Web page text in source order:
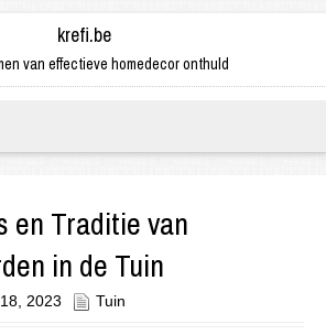
krefi.be
van effectieve homedecor onthuld
en Traditie van
in de Tuin
2023 Tuin